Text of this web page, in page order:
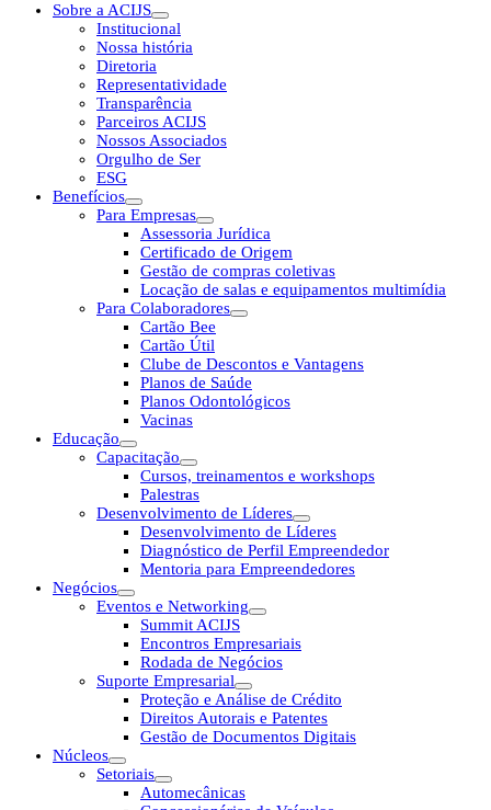
Sobre a ACIJS
Institucional
Nossa história
Diretoria
Representatividade
Transparência
Parceiros ACIJS
Nossos Associados
Orgulho de Ser
ESG
Benefícios
Para Empresas
Assessoria Jurídica
Certificado de Origem
Gestão de compras coletivas
Locação de salas e equipamentos multimídia
Para Colaboradores
Cartão Bee
Cartão Útil
Clube de Descontos e Vantagens
Planos de Saúde
Planos Odontológicos
Vacinas
Educação
Capacitação
Cursos, treinamentos e workshops
Palestras
Desenvolvimento de Líderes
Desenvolvimento de Líderes
Diagnóstico de Perfil Empreendedor
Mentoria para Empreendedores
Negócios
Eventos e Networking
Summit ACIJS
Encontros Empresariais
Rodada de Negócios
Suporte Empresarial
Proteção e Análise de Crédito
Direitos Autorais e Patentes
Gestão de Documentos Digitais
Núcleos
Setoriais
Automecânicas